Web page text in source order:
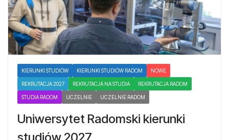
KIERUNKI STUDIÓW KIERUNKI STUDIÓW RADOM NOWE
REKRUTACJA 2027 REKRUTACJA NA STUDIA REKRUTACJA RADOM
STUDIA RADOM UCZELNIE UCZELNIE RADOM
Uniwersytet Radomski kierunki